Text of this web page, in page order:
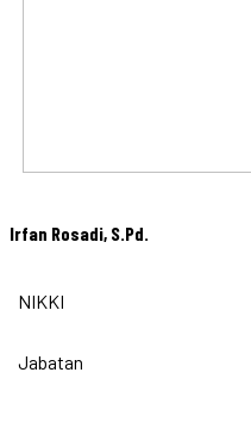
Irfan Rosadi, S.Pd.
NIKKI
Jabatan